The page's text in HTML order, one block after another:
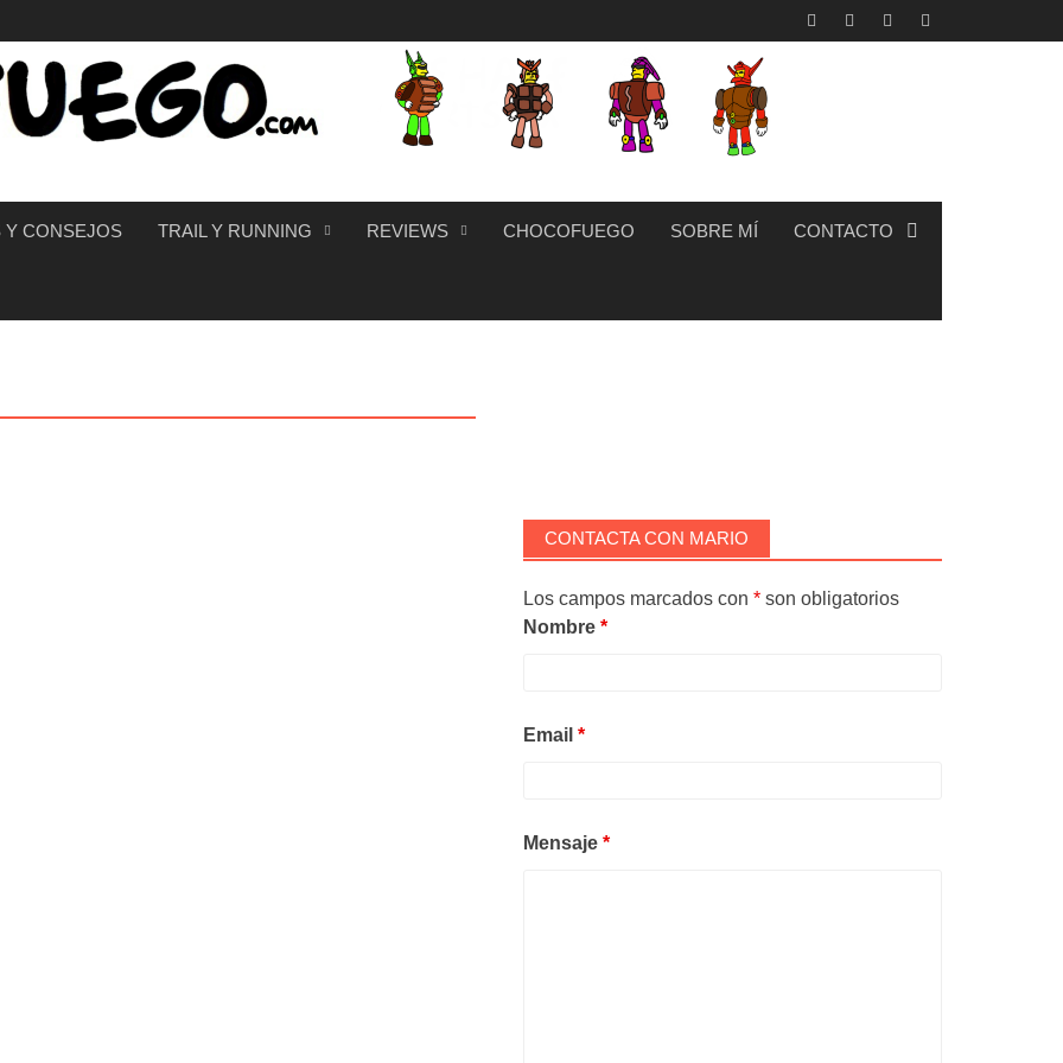
Y CONSEJOS TRAIL Y RUNNING REVIEWS CHOCOFUEGO SOBRE MÍ CONTACTO
CONTACTA CON MARIO
Los campos marcados con *son obligatorios
Nombre *
Email *
Mensaje *